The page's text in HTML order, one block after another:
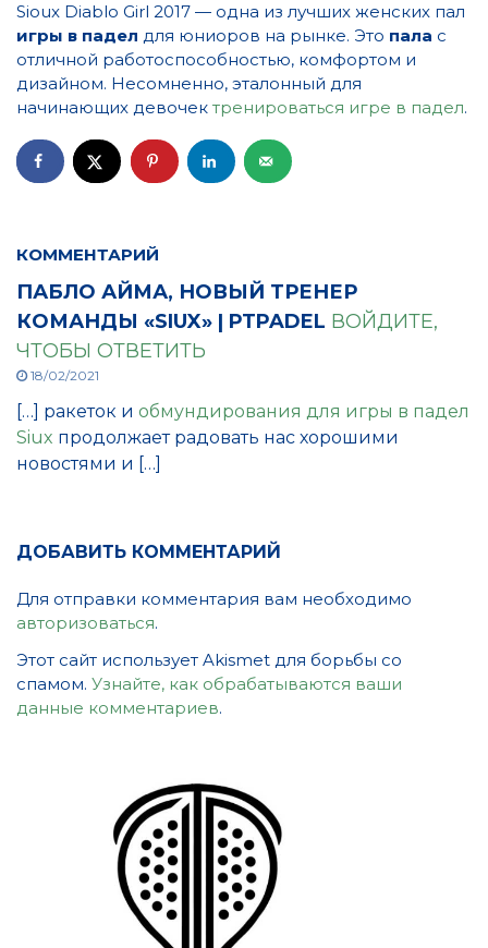
Sioux Diablo Girl 2017 — одна из лучших женских пал
игры в падел для юниоров на рынке. Это пала с
отличной работоспособностью, комфортом и
дизайном. Несомненно, эталонный для
начинающих девочек тренироваться игре в падел.
КОММЕНТАРИЙ
ПАБЛО АЙМА, НОВЫЙ ТРЕНЕР
КОМАНДЫ «SIUX» | PTPADEL ВОЙДИТЕ,
ЧТОБЫ ОТВЕТИТЬ
18/02/2021
[…] ракеток и обмундирования для игры в падел
Siux продолжает радовать нас хорошими
новостями и […]
ДОБАВИТЬ КОММЕНТАРИЙ
Для отправки комментария вам необходимо
авторизоваться.
Этот сайт использует Akismet для борьбы со
спамом. Узнайте, как обрабатываются ваши
данные комментариев.